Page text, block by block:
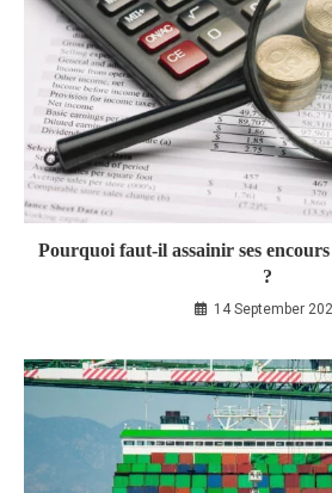
Pourquoi faut-il assainir ses
?
14 September